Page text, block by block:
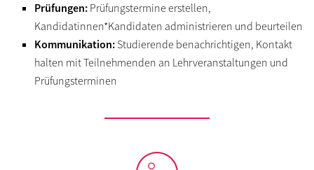
Prüfungen:Prüfungstermine erstellen,
Kandidatinnen*Kandidaten administrieren und beurteilen
Kommunikation:Studierende benachrichtigen, Kontakt
halten mit Teilnehmenden an Lehrveranstaltungen und
Prüfungsterminen